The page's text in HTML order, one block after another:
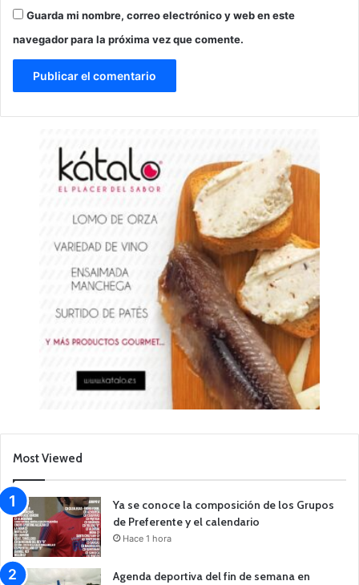
Guarda mi nombre, correo electrónico y web en este
navegador para la próxima vez que comente.
Most Viewed
Ya se conoce la composición de los Grupos
de Preferente y el calendario
Hace 1 hora
Agenda deportiva del fin de semana en